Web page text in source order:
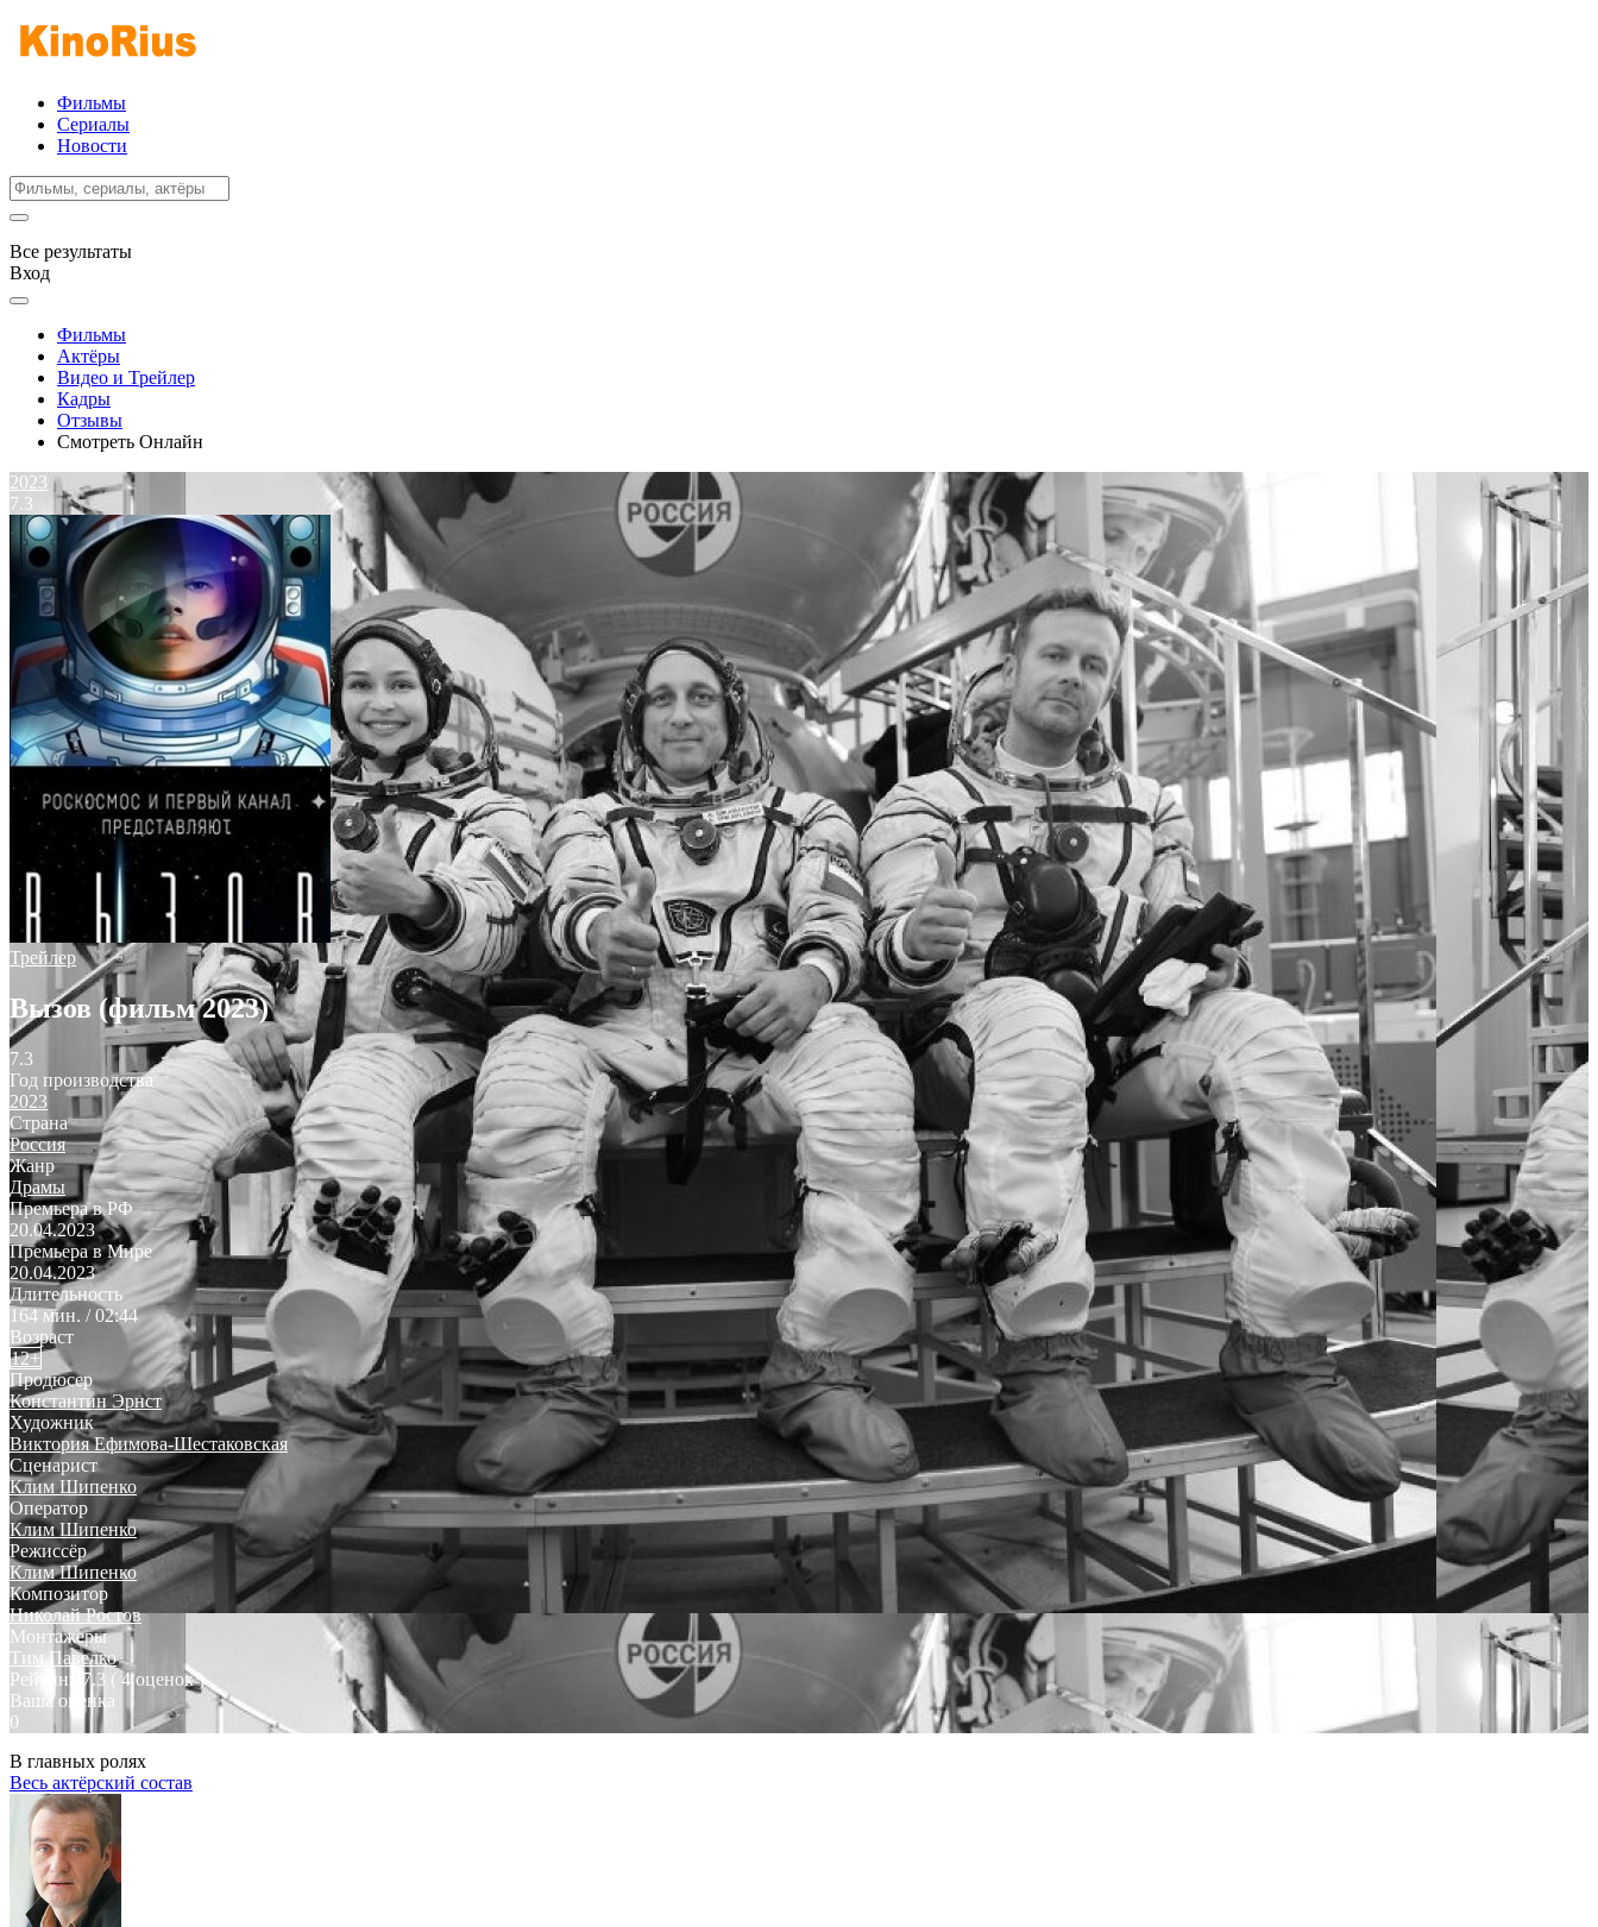
Фильмы
Сериалы
Новости
Все результаты
Вход
Фильмы
Актёры
Видео и Трейлер
Кадры
Отзывы
Смотреть Онлайн
2023
7.3
Трейлер
Вызов (фильм 2023)
7.3
Год производства
2023
Страна
Россия
Жанр
Драмы
Премьера в РФ
20.04.2023
Премьера в Мире
20.04.2023
Длительность
164 мин. / 02:44
Возраст
12+
Продюсер
Константин Эрнст
Художник
Виктория Ефимова-Шестаковская
Сценарист
Клим Шипенко
Оператор
Клим Шипенко
Режиссёр
Клим Шипенко
Композитор
Николай Ростов
Монтажеры
Тим Павелко
Рейтинг
7.3 ( 4 оценок )
Ваша оценка
0
В главных ролях
Весь актёрский состав